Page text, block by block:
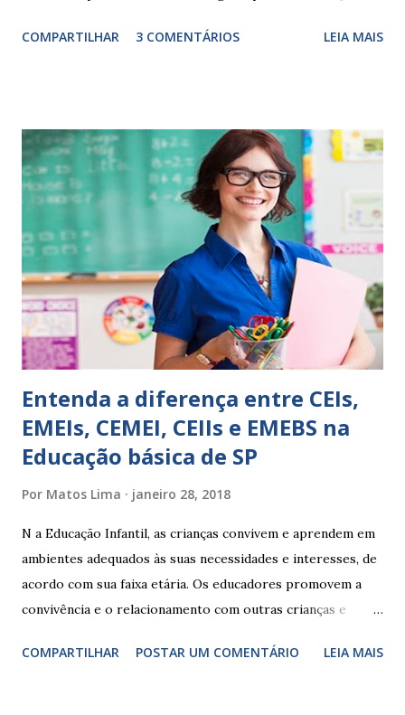
exercitação. E encontrar a melhor maneira de expressar o
sempre as intervenções feitas para ações apresentadas,
isso ressalta trabalho. SUGESTÕES DE PALAVRAS E
EXPRESSÕES PARA USO EM RELATÓRIOS Você pensa Você
escreve O aluno não sabe O aluno não adquiriu os
conceitos, está em fase de aprendizado. Não tem limites
Apresenta dificuldades de auto-regulação, pois… É nervoso
Ainda não desenvolveu habilidades para convívio no
ambiente...
COMPARTILHAR 3 COMENTÁRIOS LEIA MAIS
Entenda a diferença entre CEIs,
EMEIs, CEMEI, CEIIs e EMEBS na
Educação básica de SP
Por Matos Lima janeiro 28, 2018
N a Educação Infantil, as crianças convivem e aprendem em
ambientes adequados às suas necessidades e interesses, de
acordo com sua faixa etária. Os educadores promovem a
convivência e o relacionamento com outras crianças e
garantir o direito das crianças a uma educação integral e de
COMPARTILHAR POSTAR UM COMENTÁRIO LEIA MAIS